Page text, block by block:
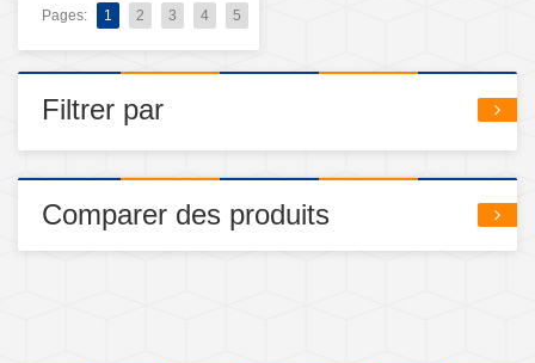
Pages: 1 2 3 4 5
Filtrer par
Comparer des produits